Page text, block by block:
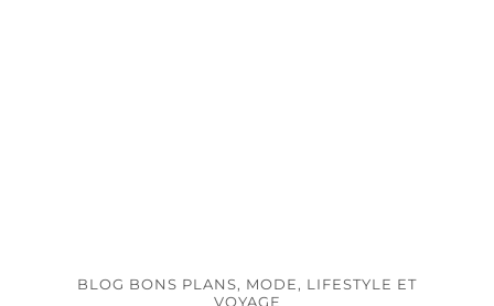
BLOG BONS PLANS, MODE, LIFESTYLE ET
VOYAGE